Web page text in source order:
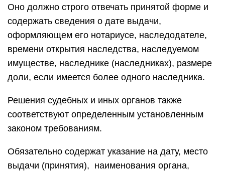
Оно должно строго отвечать принятой форме и
содержать сведения о дате выдачи,
оформляющем его нотариусе, наследодателе,
времени открытия наследства, наследуемом
имуществе, наследнике (наследниках), размере
доли, если имеется более одного наследника.
Решения судебных и иных органов также
соответствуют определенным установленным
законом требованиям.
Обязательно содержат указание на дату, место
выдачи (принятия), наименования органа,